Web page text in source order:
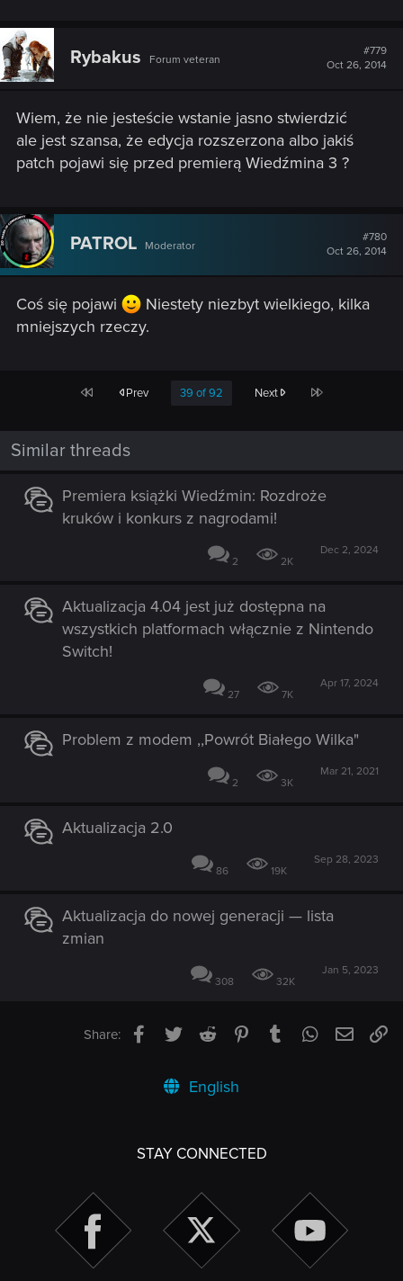
Rybakus Forum veteran
#779
Oct 26, 2014
Wiem, że nie jesteście wstanie jasno stwierdzić
ale jest szansa, że edycja rozszerzona albo jakiś
patch pojawi się przed premierą Wiedźmina 3 ?
PATROL Moderator
#780
Oct 26, 2014
Coś się pojawi
Niestety niezbyt wielkiego, kilka
mniejszych rzeczy.
First Prev 39 of 92 Next Last
Similar threads
Premiera książki Wiedźmin: Rozdroże
kruków i konkurs z nagrodami!
2 2K
Dec 2, 2024
Aktualizacja 4.04 jest już dostępna na
wszystkich platformach włącznie z Nintendo
Switch!
27 7K
Apr 17, 2024
Problem z modem ,,Powrót Białego Wilka"
2 3K
Mar 21, 2021
Aktualizacja 2.0
86 19K
Sep 28, 2023
Aktualizacja do nowej generacji — lista
zmian
308 32K
Jan 5, 2023
Share: Facebook
TwitterReddit PinterestTumblrWhatsApp
Email
English
STAY CONNECTED